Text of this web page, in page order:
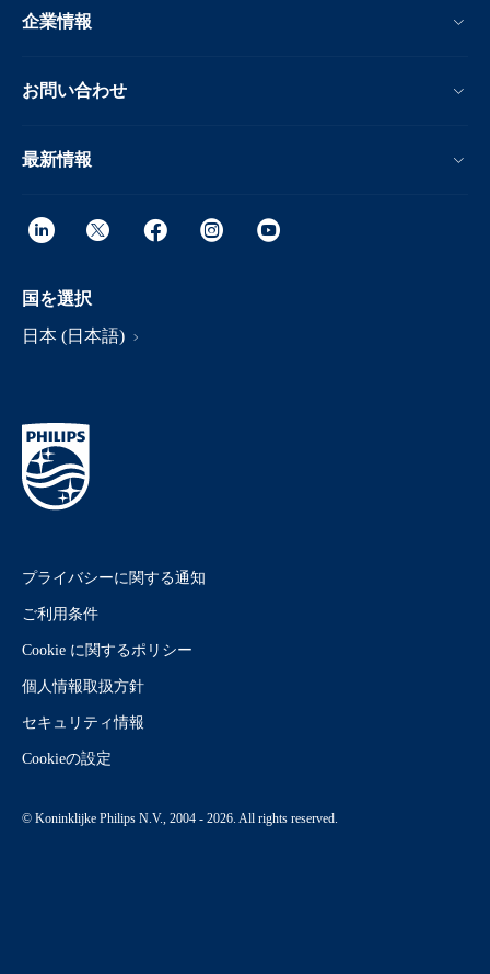
企業情報
お問い合わせ
最新情報
国を選択
日本 (日本語)
プライバシーに関する通知
ご利用条件
Cookie に関するポリシー
個人情報取扱方針
セキュリティ情報
Cookieの設定
© Koninklijke Philips N.V., 2004 - 2026. All rights reserved.